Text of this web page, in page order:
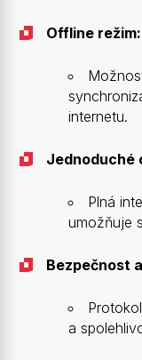
Offline režim:
internetu.
Jednoduché
Plná
umožňuje
Bezpečnost
a